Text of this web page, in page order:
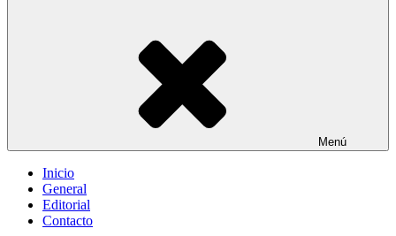
Menú
Inicio
General
Editorial
Contacto